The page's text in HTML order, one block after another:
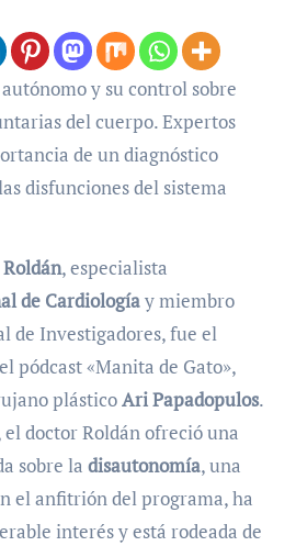
del cuerpo. Expertos
de un diagnóstico
disfunciones del sistema
, especialista
de Cardiologíay miembro
de Investigadores, fue el
pódcast «Manita de Gato»,
plásticoAri Papadopulos.
doctor Roldán ofreció una
sobre la disautonomía, una
el anfitrión del programa, ha
interés y está rodeada de